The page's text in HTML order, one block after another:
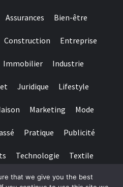
Assurances Bien-être
Construction Entreprise
Immobilier Industrie
Juridique Lifestyle
Marketing Mode
Pratique Publicité
Technologie Textile
Transports de personnes
that we give you the best